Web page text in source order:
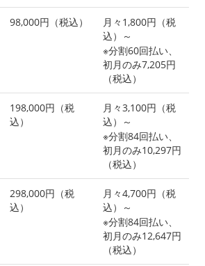
98,000円（税込）
月々1,800円（税
込）～
※分割60回払い、
初月のみ7,205円
（税込）
198,000円（税
込）
月々3,100円（税
込）～
※分割84回払い、
初月のみ10,297円
（税込）
298,000円（税
込）
月々4,700円（税
込）～
※分割84回払い、
初月のみ12,647円
（税込）